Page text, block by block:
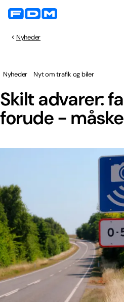
Nyheder
Skilt advarer:
forude - måske
Nyheder Nyt om trafik og biler